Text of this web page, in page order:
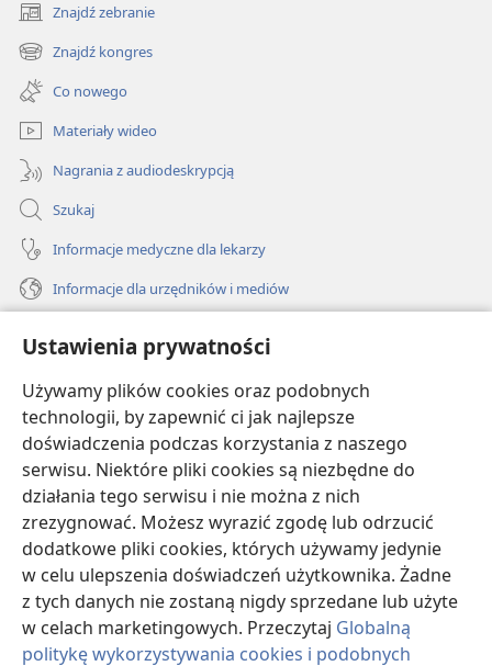
Ustawienia prywatności
Używamy plików cookies oraz podobnych
technologii, by zapewnić ci jak najlepsze
doświadczenia podczas korzystania z naszego
serwisu. Niektóre pliki cookies są niezbędne do
działania tego serwisu i nie można z nich
zrezygnować. Możesz wyrazić zgodę lub odrzucić
dodatkowe pliki cookies, których używamy jedynie
w celu ulepszenia doświadczeń użytkownika. Żadne
z tych danych nie zostaną nigdy sprzedane lub użyte
w celach marketingowych. Przeczytaj Globalną
politykę wykorzystywania cookies i podobnych
Znajdź zebranie
(opens
new
window)
Znajdź kongres
(opens
new
window)
Co nowego
Materiały wideo
Nagrania z audiodeskrypcją
Szukaj
Informacje medyczne dla lekarzy
Informacje dla urzędników i mediów
Darowizny
(opens
new
window)BIBLIOTEKA INTERNETOWA Strażnicy
(opens
new
window)JW Hub
(opens
new
window)JW Library
Watchtower Library